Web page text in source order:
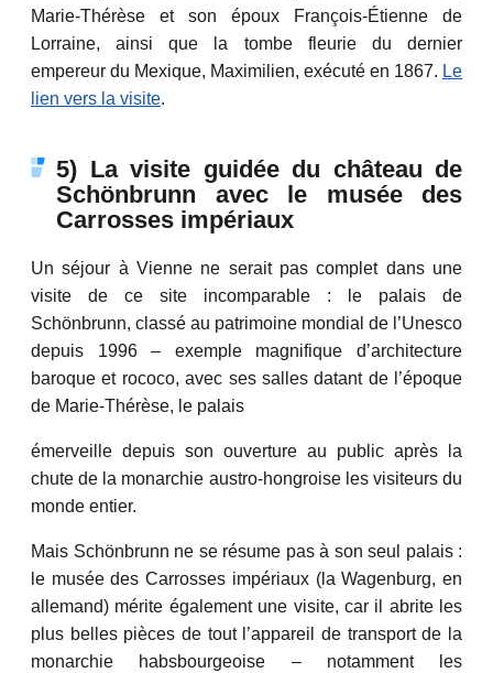
Marie-Thérèse et son époux François-Étienne de
Lorraine, ainsi que la tombe fleurie du dernier
empereur du Mexique, Maximilien, exécuté en 1867. Le
lien vers la visite.
5) La visite guidée du château de
Schönbrunn avec le musée des
Carrosses impériaux
Un séjour à Vienne ne serait pas complet dans une
visite de ce site incomparable : le palais de
Schönbrunn, classé au patrimoine mondial de l’Unesco
depuis 1996 – exemple magnifique d’architecture
baroque et rococo, avec ses salles datant de l’époque
de Marie-Thérèse, le palais
émerveille depuis son ouverture au public après la
chute de la monarchie austro-hongroise les visiteurs du
monde entier.
Mais Schönbrunn ne se résume pas à son seul palais :
le musée des Carrosses impériaux (la Wagenburg, en
allemand) mérite également une visite, car il abrite les
plus belles pièces de tout l’appareil de transport de la
monarchie habsbourgeoise – notamment les